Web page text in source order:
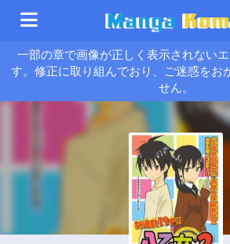
一部の章で画像が正しく表示されない
す。修正に取り組んでおり、ご迷惑をお
せん。